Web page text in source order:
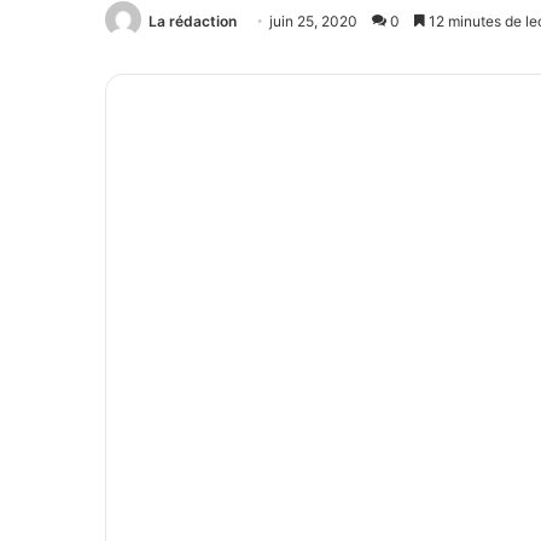
La rédaction juin 25, 2020 0 12 minutes de